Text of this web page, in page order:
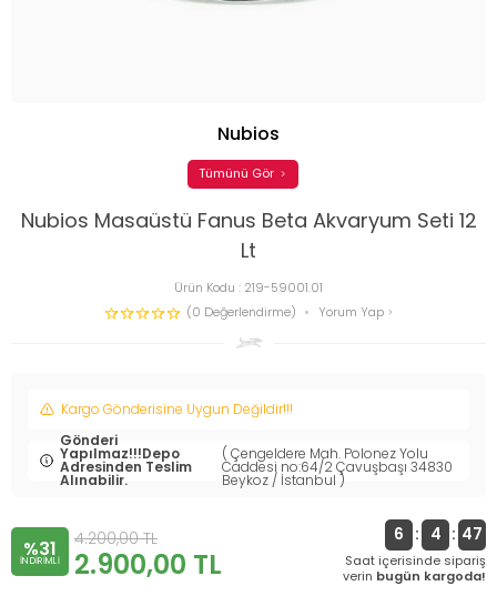
Nubios Masaüstü Fanus Beta Akvaryum Seti 12
Lt
Ürün Kodu : 219-59001.01
(0 Değerlendirme)
Yorum Yap
Nubios
Tümünü Gör
Kargo Gönderisine Uygun Değildir!!!
Gönderi
Yapılmaz!!!Depo
Adresinden Teslim
Alınabilir.
( Çengeldere Mah. Polonez Yolu
Caddesi no:64/2 Çavuşbaşı 34830
Beykoz / İstanbul )
%31
INDIRIMLI
4.200,00TL
2.900,00 TL
6 : 4 : 47
Saat içerisinde sipariş
verin bugün kargoda!